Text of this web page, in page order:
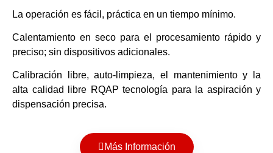
La operación es fácil, práctica en un tiempo mínimo.
Calentamiento en seco para el procesamiento rápido y
preciso; sin dispositivos adicionales.
Calibración libre, auto-limpieza, el mantenimiento y la
alta calidad libre RQAP tecnología para la aspiración y
dispensación precisa.
Más Información